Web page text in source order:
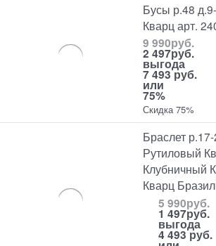
Бусы р.48
Кварц арт.
9 990руб.
2 497руб.
выгода
7 493 руб.
или
75%
Скидка 75%
Браслет
Рутиловый
Клубничный
Кварц
5 990руб.
1 497руб.
выгода
4 493 руб.